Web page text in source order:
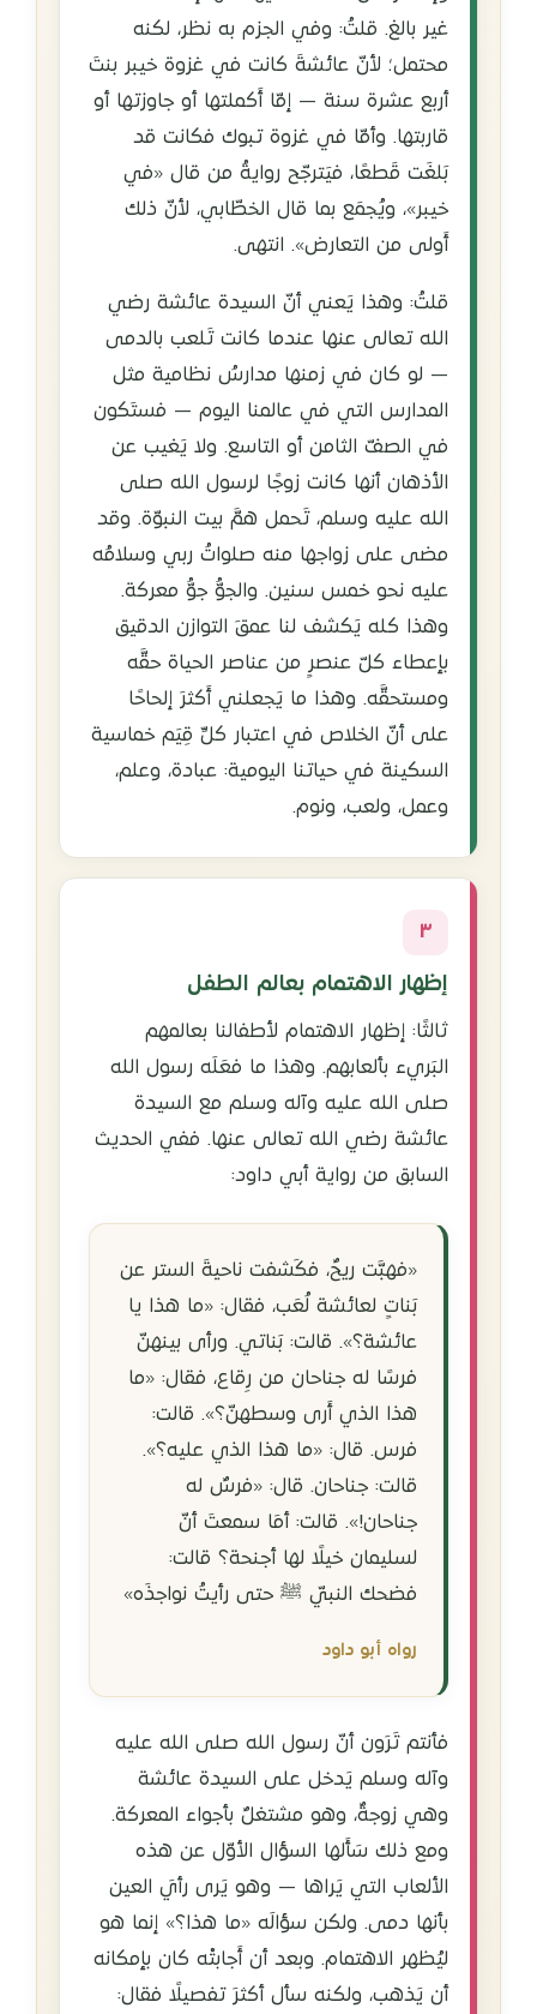
غير بالغ. قلتُ: وفي الجزم به نظر، لكنه
محتمل؛ لأنّ عائشةَ كانت في غزوة خيبر بنتَ
أربع عشرة سنة — إمّا أَكملتها أو جاوزتها أو
قاربتها. وأمّا في غزوة تبوك فكانت قد
بَلغَت قَطعًا، فيَترجّح روايةُ من قال «في
خيبر»، ويُجمَع بما قال الخطّابي، لأنّ ذلك
أَولى من التعارض». انتهى.
قلتُ: وهذا يَعني أنّ السيدة عائشة رضي
الله تعالى عنها عندما كانت تَلعب بالدمى
— لو كان في زمنها مدارسُ نظامية مثل
المدارس التي في عالمنا اليوم — فستَكون
في الصفّ الثامن أو التاسع. ولا يَغيب عن
الأذهان أنها كانت زوجًا لرسول الله صلى
الله عليه وسلم، تَحمل همَّ بيت النبوّة. وقد
مضى على زواجها منه صلواتُ ربي وسلامُه
عليه نحو خمس سنين. والجوُّ جوُّ معركة.
وهذا كله يَكشف لنا عمقَ التوازن الدقيق
بإعطاء كلّ عنصرٍ من عناصر الحياة حقَّه
ومستحقَّه. وهذا ما يَجعلني أَكثرَ إلحاحًا
على أنّ الخلاص في اعتبار كلِّ قِيَم خماسية
السكينة في حياتنا اليومية: عبادة، وعلم،
وعمل، ولعب، ونوم.
٣
إظهار الاهتمام بعالم الطفل
ثالثًا: إظهار الاهتمام لأطفالنا بعالمهم
البَريء بألعابهم. وهذا ما فعَلَه رسول الله
صلى الله عليه وآله وسلم مع السيدة
عائشة رضي الله تعالى عنها. ففي الحديث
السابق من رواية أبي داود:
«فهبَّت ريحٌ، فكَشفت ناحيةَ الستر عن
بَناتٍ لعائشة لُعَب، فقال: «ما هذا يا
عائشة؟». قالت: بَناتي. ورأى بينهنّ
فرسًا له جناحان من رِقاع، فقال: «ما
هذا الذي أَرى وسطهنّ؟». قالت:
فرس. قال: «ما هذا الذي عليه؟».
قالت: جناحان. قال: «فرسٌ له
جناحان!». قالت: أمَا سمعتَ أنّ
لسليمان خيلًا لها أجنحة؟ قالت:
فضحك النبيّ ﷺ حتى رأيتُ نواجذَه»
رواه أبو داود
فأنتم تَرَون أنّ رسول الله صلى الله عليه
وآله وسلم يَدخل على السيدة عائشة
وهي زوجةٌ، وهو مشتغلٌ بأجواء المعركة.
ومع ذلك سَأَلها السؤال الأوّل عن هذه
الألعاب التي يَراها — وهو يَرى رأيَ العين
بأنها دمى. ولكن سؤالَه «ما هذا؟» إنما هو
ليُظهر الاهتمام. وبعد أن أَجابتْه كان بإمكانه
أن يَذهب، ولكنه سأل أكثرَ تفصيلًا فقال: